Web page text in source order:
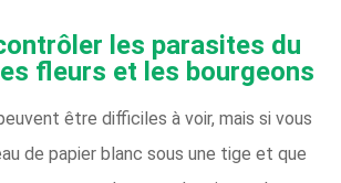
les parasites du
fleurs et les bourgeons
être difficiles à voir, mais si vous
de papier blanc sous une tige et que